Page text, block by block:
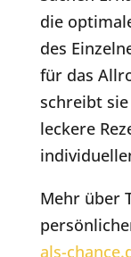
die
des
für das
schreibt
leckere
Mehr über
als-